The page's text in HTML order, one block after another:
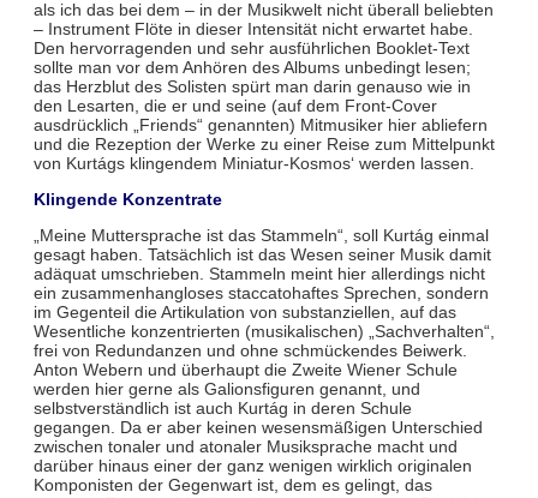
als ich das bei dem – in der Musikwelt nicht überall beliebten
– Instrument Flöte in dieser Intensität nicht erwartet habe.
Den hervorragenden und sehr ausführlichen Booklet-Text
sollte man vor dem Anhören des Albums unbedingt lesen;
das Herzblut des Solisten spürt man darin genauso wie in
den Lesarten, die er und seine (auf dem Front-Cover
ausdrücklich „Friends“ genannten) Mitmusiker hier abliefern
und die Rezeption der Werke zu einer Reise zum Mittelpunkt
von Kurtágs klingendem Miniatur-Kosmos‘ werden lassen.
Klingende Konzentrate
„Meine Muttersprache ist das Stammeln“, soll Kurtág einmal
gesagt haben. Tatsächlich ist das Wesen seiner Musik damit
adäquat umschrieben. Stammeln meint hier allerdings nicht
ein zusammenhangloses staccatohaftes Sprechen, sondern
im Gegenteil die Artikulation von substanziellen, auf das
Wesentliche konzentrierten (musikalischen) „Sachverhalten“,
frei von Redundanzen und ohne schmückendes Beiwerk.
Anton Webern und überhaupt die Zweite Wiener Schule
werden hier gerne als Galionsfiguren genannt, und
selbstverständlich ist auch Kurtág in deren Schule
gegangen. Da er aber keinen wesensmäßigen Unterschied
zwischen tonaler und atonaler Musiksprache macht und
darüber hinaus einer der ganz wenigen wirklich originalen
Komponisten der Gegenwart ist, dem es gelingt, das